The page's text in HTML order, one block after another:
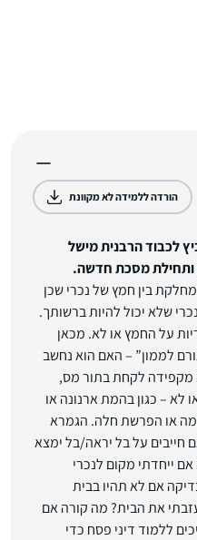
הורדה ללמידה לא מקוונת
לכבוד הרבנית מישל
ותחילת מסכת חדשה.
בין חמץ של נכרי שכן
שלא יכול להיות ברשותך.
על החמץ או לא. מכאן
לממון” – האם הוא נחשב
מקפידה לקחת בתור מס,
לא – כגון בהמת ארנונה או
או הפרשת חלה. הגמרא
חייבים על בל יראה/בל ימצא
ייחדתי מקום לנכרי
אם לא תהיו בבית
את הבית? מה קורה אם
ללמוד דיני פסח כדי